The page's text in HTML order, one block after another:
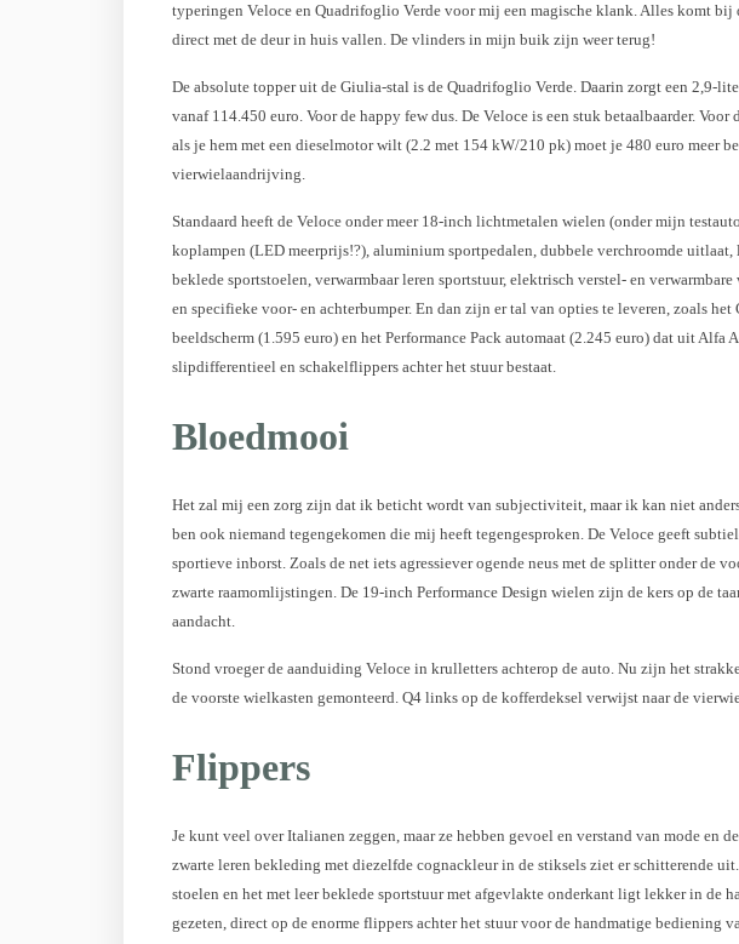
typeringen Veloce en Quadrifoglio Verde voor mij een magische klank. Alles komt bij
direct met de deur in huis vallen. De vlinders in mijn buik zijn weer terug!
De absolute topper uit de Giulia-stal is de Quadrifoglio Verde. Daarin zorgt een 2,9-
vanaf 114.450 euro. Voor de happy few dus. De Veloce is een stuk betaalbaarder.
als je hem met een dieselmotor wilt (2.2 met 154 kW/210 pk) moet je 480 euro meer
vierwielaandrijving.
Standaard heeft de Veloce onder meer 18-inch lichtmetalen wielen (onder mijn
koplampen (LED meerprijs!?), aluminium sportpedalen, dubbele verchroomde
beklede sportstoelen, verwarmbaar leren sportstuur, elektrisch verstel- en
en specifieke voor- en achterbumper. En dan zijn er tal van opties te leveren, zoals
beeldscherm (1.595 euro) en het Performance Pack automaat (2.245 euro) dat uit Alfa
slipdifferentieel en schakelflippers achter het stuur bestaat.
Bloedmooi
Het zal mij een zorg zijn dat ik beticht wordt van subjectiviteit, maar ik kan niet
ben ook niemand tegengekomen die mij heeft tegengesproken. De Veloce geeft
sportieve inborst. Zoals de net iets agressiever ogende neus met de splitter onder de
zwarte raamomlijstingen. De 19-inch Performance Design wielen zijn de kers op de
aandacht.
Stond vroeger de aanduiding Veloce in krulletters achterop de auto. Nu zijn het
de voorste wielkasten gemonteerd. Q4 links op de kofferdeksel verwijst naar de
Flippers
Je kunt veel over Italianen zeggen, maar ze hebben gevoel en verstand van mode en
zwarte leren bekleding met diezelfde cognackleur in de stiksels ziet er schitterende
stoelen en het met leer beklede sportstuur met afgevlakte onderkant ligt lekker in de
gezeten, direct op de enorme flippers achter het stuur voor de handmatige bediening